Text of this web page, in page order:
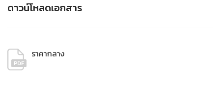
ดาวน์โหลดเอกสาร
ราคากลาง